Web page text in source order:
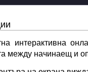
интерактивна
между начинаещ и